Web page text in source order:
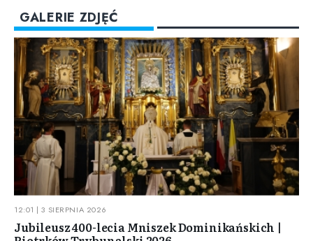
GALERIE ZDJĘĆ
12:01 | 3 SIERPNIA 2026
Jubileusz 400-lecia Mniszek Dominikańskich |